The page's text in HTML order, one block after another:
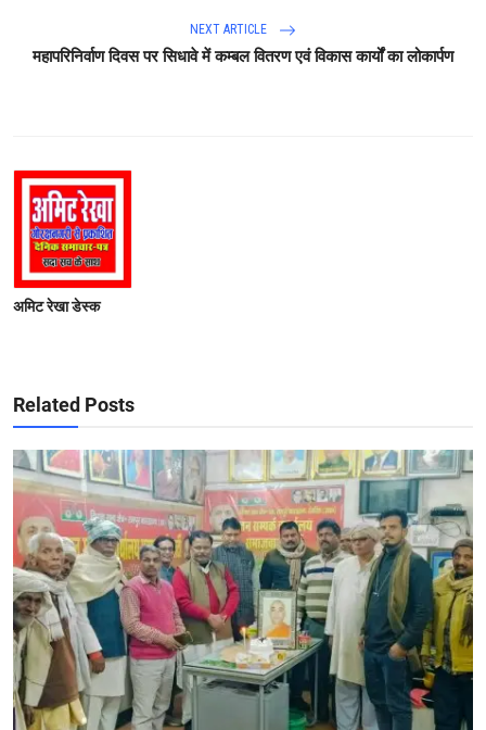
NEXT ARTICLE
महापरिनिर्वाण दिवस पर सिधावे में कम्बल वितरण एवं विकास कार्यों का लोकार्पण
अमिट रेखा डेस्क
Related Posts